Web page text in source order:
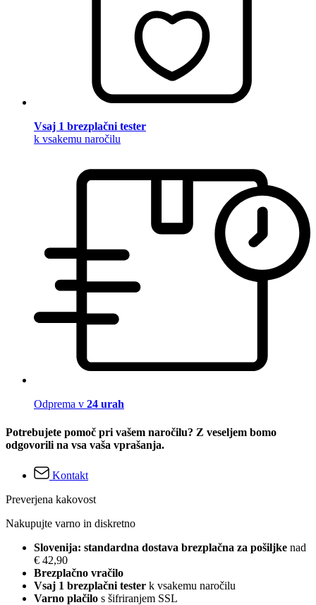
Vsaj 1 brezplačni tester
k vsakemu naročilu
Odprema v 24 urah
Potrebujete pomoč pri vašem naročilu? Z veseljem bomo
odgovorili na vsa vaša vprašanja.
Kontakt
Preverjena kakovost
Nakupujte varno in diskretno
Slovenija: standardna dostava brezplačna za pošiljke nad
€ 42,90
Brezplačno vračilo
Vsaj 1 brezplačni tester k vsakemu naročilu
Varno plačilo s šifriranjem SSL